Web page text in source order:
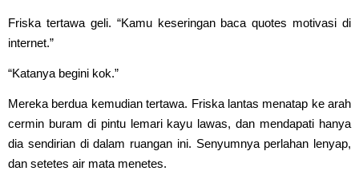
Friska tertawa geli. “Kamu keseringan baca quotes motivasi di
internet.”
“Katanya begini kok.”
Mereka berdua kemudian tertawa. Friska lantas menatap ke arah
cermin buram di pintu lemari kayu lawas, dan mendapati hanya
dia sendirian di dalam ruangan ini. Senyumnya perlahan lenyap,
dan setetes air mata menetes.